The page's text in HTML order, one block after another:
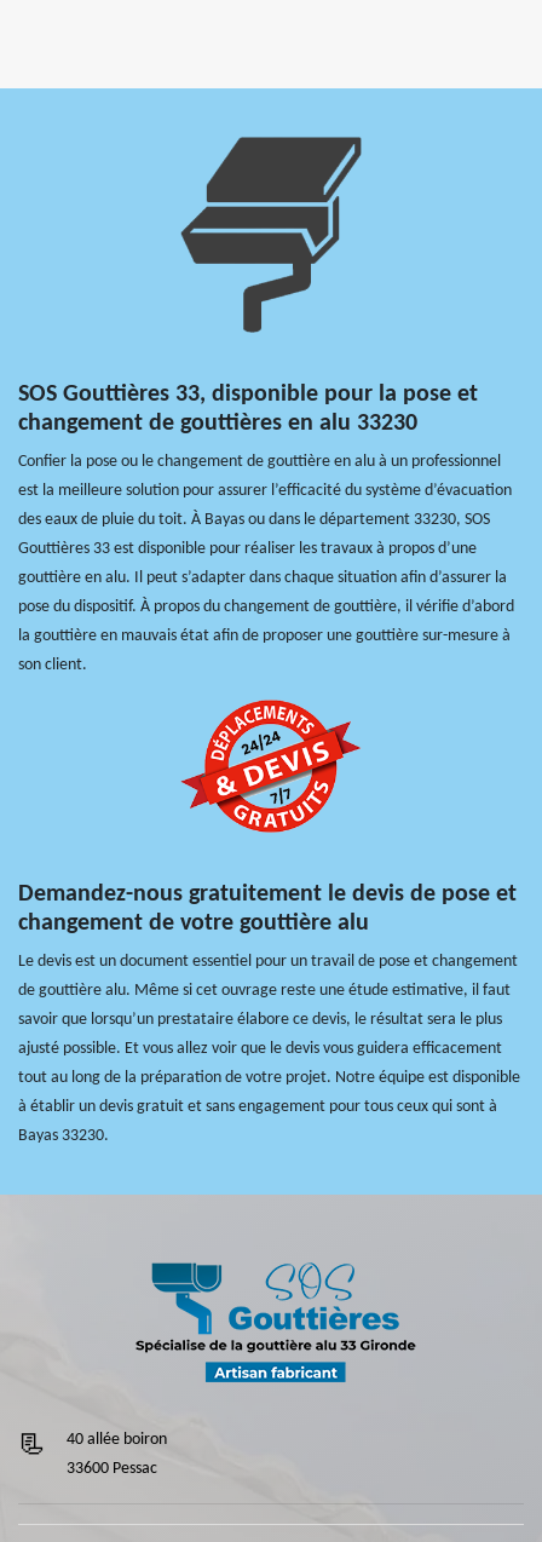
SOS Gouttières 33, disponible pour la pose et
changement de gouttières en alu 33230
Confier la pose ou le changement de gouttière en alu à un professionnel
est la meilleure solution pour assurer l’efficacité du système d’évacuation
des eaux de pluie du toit. À Bayas ou dans le département 33230, SOS
Gouttières 33 est disponible pour réaliser les travaux à propos d’une
gouttière en alu. Il peut s’adapter dans chaque situation afin d’assurer la
pose du dispositif. À propos du changement de gouttière, il vérifie d’abord
la gouttière en mauvais état afin de proposer une gouttière sur-mesure à
son client.
Demandez-nous gratuitement le devis de pose et
changement de votre gouttière alu
Le devis est un document essentiel pour un travail de pose et changement
de gouttière alu. Même si cet ouvrage reste une étude estimative, il faut
savoir que lorsqu’un prestataire élabore ce devis, le résultat sera le plus
ajusté possible. Et vous allez voir que le devis vous guidera efficacement
tout au long de la préparation de votre projet. Notre équipe est disponible
à établir un devis gratuit et sans engagement pour tous ceux qui sont à
Bayas 33230.
40 allée boiron
33600 Pessac